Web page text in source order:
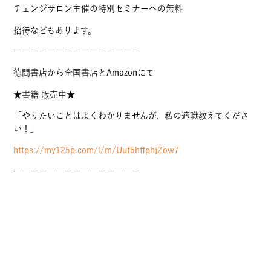
チェンジサロン主催の特別セミナーへの無料
招待などもあります。
―――――――――――――――
徳間書店から全国書店とAmazonにて
★書籍 販売中★
「やりたいことはよくわかりませんが、私の適職教えてくださ
い！」
https://my125p.com/l/m/Uuf5hffphjZow7
―――――――――――――――